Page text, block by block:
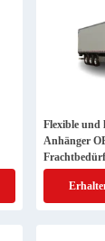
Flexible und
Anhänger